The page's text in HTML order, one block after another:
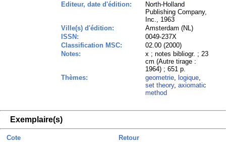
Editeur, date d'édition:
North-Holland
Publishing Company,
Inc., 1963
Ville(s) d'édition:
Amsterdam (NL)
ISSN:
0049-237X
Classification MSC:
02.00 (2000)
Notes:
x ; notes bibliogr. ; 23
cm (Autre tirage :
1964) ; 651 p.
Thèmes:
geometrie, logique,
set theory,axiomatic
method
Exemplaire(s)
Cote
Retour